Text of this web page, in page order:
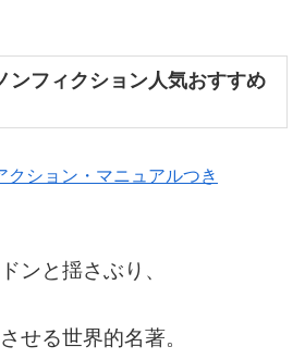
ンフィクション人気おすすめ
クション・マニュアルつき
ンと揺さぶり、
せる世界的名著。